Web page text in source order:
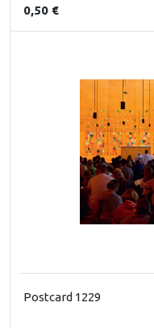
0,50 €
Postcard 1229